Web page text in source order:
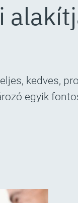
kedves,
egyik